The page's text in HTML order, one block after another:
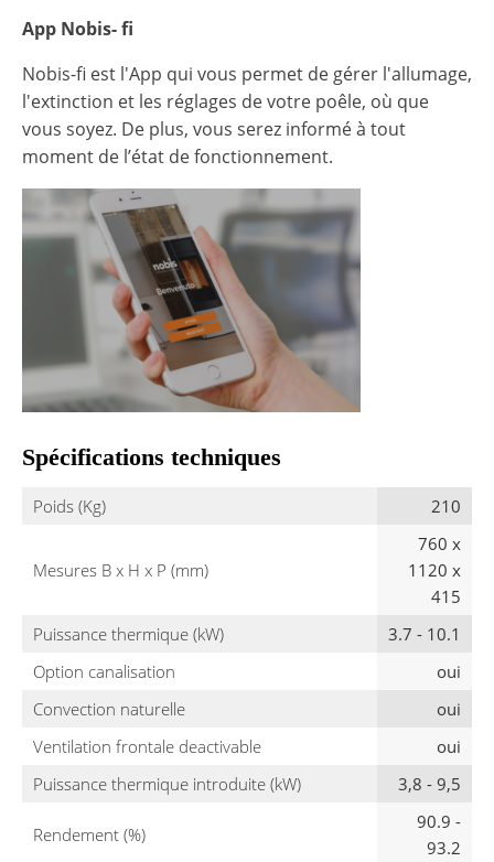
App Nobis- fi
Nobis-fi est l'App qui vous permet de gérer l'allumage,
l'extinction et les réglages de votre poêle, où que
vous soyez. De plus, vous serez informé à tout
moment de l’état de fonctionnement.
Spécifications techniques
Poids (Kg) 210
Mesures B x H x P (mm)
760 x
1120 x
415
Puissance thermique (kW)
3.7 - 10.1
Option canalisation
oui
Convection naturelle
oui
Ventilation frontale deactivable
oui
Puissance thermique introduite (kW)
3,8 - 9,5
Rendement (%)
90.9 -
93.2